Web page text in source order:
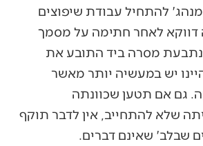
להתחיל עבודת שיפוצים
דווקא לאחר חתימה על מסמך
מסרה ביד התובע את
יש במעשיה יותר מאשר
גם אם תטען שכוונתה
שלא להתחייב, אין לדבר תוקף
שבלב' שאינם דברים.